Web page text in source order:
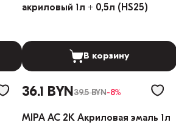
акриловый 1л + 0,5л (HS25)
В корзину
36.1 BYN39.5 BYN-8%
MIPA AC 2K Акриловая эмаль 1л